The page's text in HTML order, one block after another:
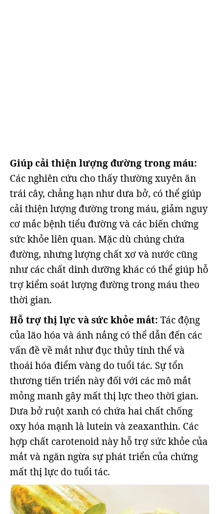
Giúp cải thiện lượng đường trong máu:
Các nghiên cứu cho thấy thường xuyên ăn
trái cây, chẳng hạn như dưa bở, có thể giúp
cải thiện lượng đường trong máu, giảm nguy
cơ mắc bệnh tiểu đường và các biến chứng
sức khỏe liên quan. Mặc dù chúng chứa
đường, nhưng lượng chất xơ và nước cũng
như các chất dinh dưỡng khác có thể giúp hỗ
trợ kiểm soát lượng đường trong máu theo
thời gian.
Hỗ trợ thị lực và sức khỏe mắt: Tác động
của lão hóa và ánh nắng có thể dẫn đến các
vấn đề về mắt như đục thủy tinh thể và
thoái hóa điểm vàng do tuổi tác. Sự tổn
thương tiến triển này đối với các mô mắt
mỏng manh gây mất thị lực theo thời gian.
Dưa bở ruột xanh có chứa hai chất chống
oxy hóa mạnh là lutein và zeaxanthin. Các
hợp chất carotenoid này hỗ trợ sức khỏe của
mắt và ngăn ngừa sự phát triển của chứng
mất thị lực do tuổi tác.